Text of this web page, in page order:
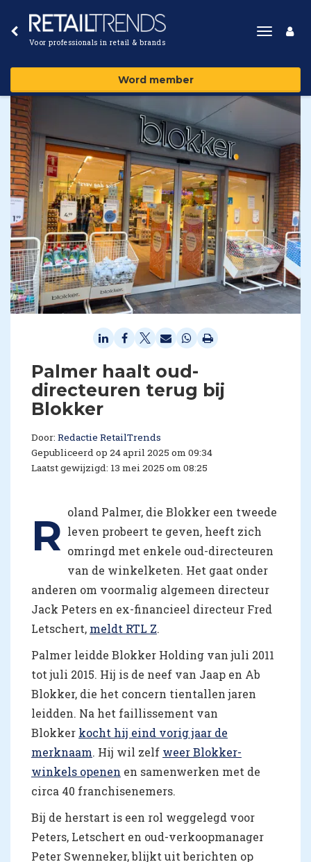
Voor professionals in retail & brands
Toggle
Word member
Palmer haalt oud-
directeuren terug bij
Blokker
Door: Redactie RetailTrends
Gepubliceerd op 24 april 2025 om 09:34
Laatst gewijzigd: 13 mei 2025 om 08:25
R oland Palmer, die Blokker een tweede
leven probeert te geven, heeft zich
omringd met enkele oud-directeuren
van de winkelketen. Het gaat onder
anderen om voormalig algemeen directeur
Jack Peters en ex-financieel directeur Fred
Letschert, meldt RTL Z.
Palmer leidde Blokker Holding van juli 2011
tot juli 2015. Hij is de neef van Jaap en Ab
Blokker, die het concern tientallen jaren
leidden. Na het faillissement van
Blokker kocht hij eind vorig jaar de
merknaam. Hij wil zelf weer Blokker-
winkels openen en samenwerken met de
circa 40 franchisenemers.
Bij de herstart is een rol weggelegd voor
Peters, Letschert en oud-verkoopmanager
Peter Swenneker, blijkt uit berichten op